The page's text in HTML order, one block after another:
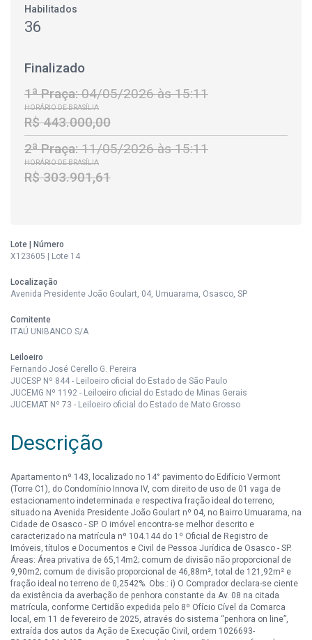
Habilitados
36
Finalizado
1ª Praça:04/05/2026 às 15:11
HORÁRIO DE BRASÍLIA
R$ 443.000,00
2ª Praça:11/05/2026 às 15:11
HORÁRIO DE BRASÍLIA
R$ 303.901,61
Lote | Número
X123605 | Lote 14
Localização
Avenida Presidente João Goulart, 04, Umuarama, Osasco, SP
Comitente
ITAÚ UNIBANCO S/A
Leiloeiro
Fernando José Cerello G. Pereira
JUCESP Nº 844 - Leiloeiro oficial do Estado de São Paulo
JUCEMG Nº 1192 - Leiloeiro oficial do Estado de Minas Gerais
JUCEMAT Nº 73 - Leiloeiro oficial do Estado de Mato Grosso
Descrição
Apartamento nº 143, localizado no 14° pavimento do Edifício Vermont
(Torre C1), do Condomínio Innova IV, com direito de uso de 01 vaga de
estacionamento indeterminada e respectiva fração ideal do terreno,
situado na Avenida Presidente João Goulart nº 04, no Bairro Umuarama, na
Cidade de Osasco - SP. O imóvel encontra-se melhor descrito e
caracterizado na matrícula nº 104.144 do 1º Oficial de Registro de
Imóveis, títulos e Documentos e Civil de Pessoa Jurídica de Osasco - SP.
Áreas: Área privativa de 65,14m2; comum de divisão não proporcional de
9,90m2; comum de divisão proporcional de 46,88m², total de 121,92m² e
fração ideal no terreno de 0,2542%. Obs.: i) O Comprador declara-se ciente
da existência da averbação de penhora constante da Av. 08 na citada
matrícula, conforme Certidão expedida pelo 8º Ofício Cível da Comarca
local, em 11 de fevereiro de 2025, através do sistema “penhora on line”,
extraída dos autos da Ação de Execução Civil, ordem 1026693-